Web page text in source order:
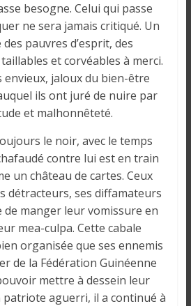
besogne. Celui qui passe
ne sera jamais critiqué. Un
pauvres d’esprit, des
et corvéables à merci.
envieux, jaloux du bien-être
ils ont juré de nuire par
et malhonnêteté.
le noir, avec le temps
contre lui est en train
un château de cartes. Ceux
détracteurs, ses diffamateurs
de manger leur vomissure en
mea-culpa. Cette cabale
organisée que ses ennemis
de la Fédération Guinéenne
mettre à dessein leur
patriote aguerri, il a continué à